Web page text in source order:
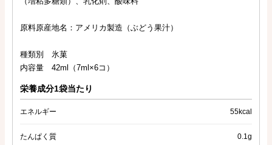
原料原産地名：アメリカ製造（ぶどう果汁）
種類別 氷菓
内容量 42ml（7ml×6コ）
栄養成分1袋当たり
エネルギー 55kcal
たんぱく質 0.1g